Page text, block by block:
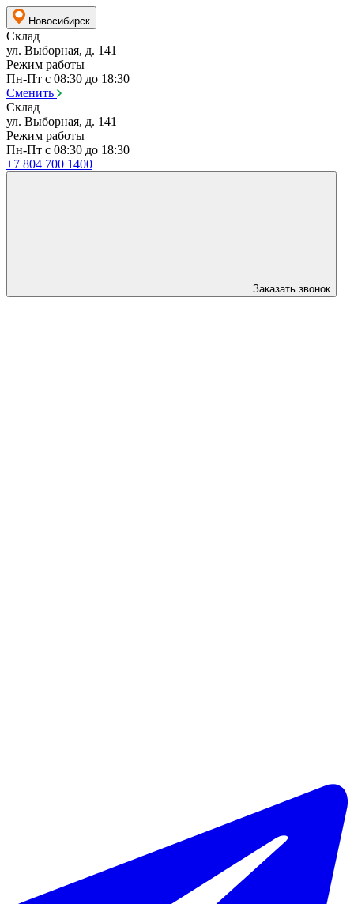
Новосибирск
Склад
ул. Выборная, д. 141
Режим работы
Пн-Пт с 08:30 до 18:30
Сменить
Склад
ул. Выборная, д. 141
Режим работы
Пн-Пт с 08:30 до 18:30
+7 804 700 1400
Заказать звонок